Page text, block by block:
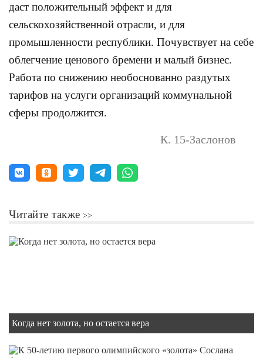
даст положительный эффект и для
сельскохозяйственной отрасли, и для
промышленности республики. Почувствует на себе
облегчение ценового бремени и малый бизнес.
Работа по снижению необоснованно раздутых
тарифов на услуги организаций коммунальной
сферы продолжится.
К. 15-Заслонов
Читайте также
Когда нет золота, но остается вера